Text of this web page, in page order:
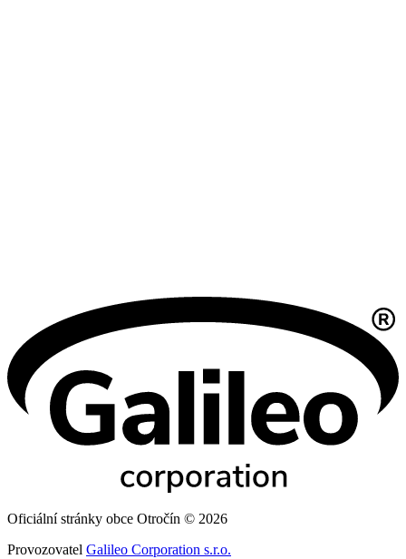
Oficiální stránky obce Otročín © 2026
Provozovatel Galileo Corporation s.r.o.